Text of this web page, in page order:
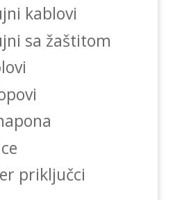
kablovi
sa žaštitom
priključci